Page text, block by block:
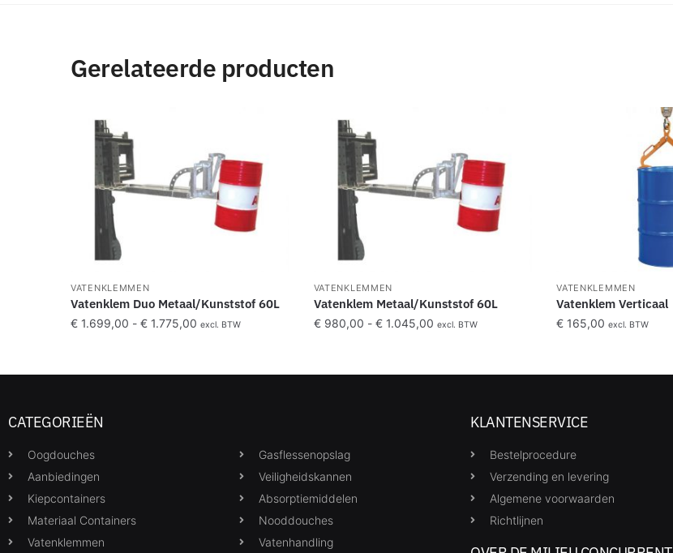
Gerelateerde producten
VATENKLEMMEN
Vatenklem Duo Metaal/Kunststof 60L
€ 1.699,00 - € 1.775,00 excl. BTW
VATENKLEMMEN
Vatenklem Metaal/Kunststof 60L
€980,00 - €1.045,00 excl. BTW
VATENKLEMMEN
Vatenklem Verticaal
€ 165,00 excl. BTW
CATEGORIEËN
Oogdouches
Aanbiedingen
Kiepcontainers
Materiaal Containers
Vatenklemmen
Gasflessenopslag
Veiligheidskannen
Absorptiemiddelen
Nooddouches
Vatenhandling
KLANTENSERVICE
Bestelprocedure
Verzending en levering
Algemene voorwaarden
Richtlijnen